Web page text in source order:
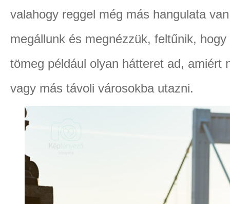
valahogy reggel még más hangulata
megállunk és megnézzük, feltűnik,
tömeg például olyan hátteret ad, amiért
vagy más távoli városokba utazni.